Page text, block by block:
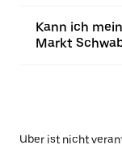
Kann ich
Markt
Uber ist nicht